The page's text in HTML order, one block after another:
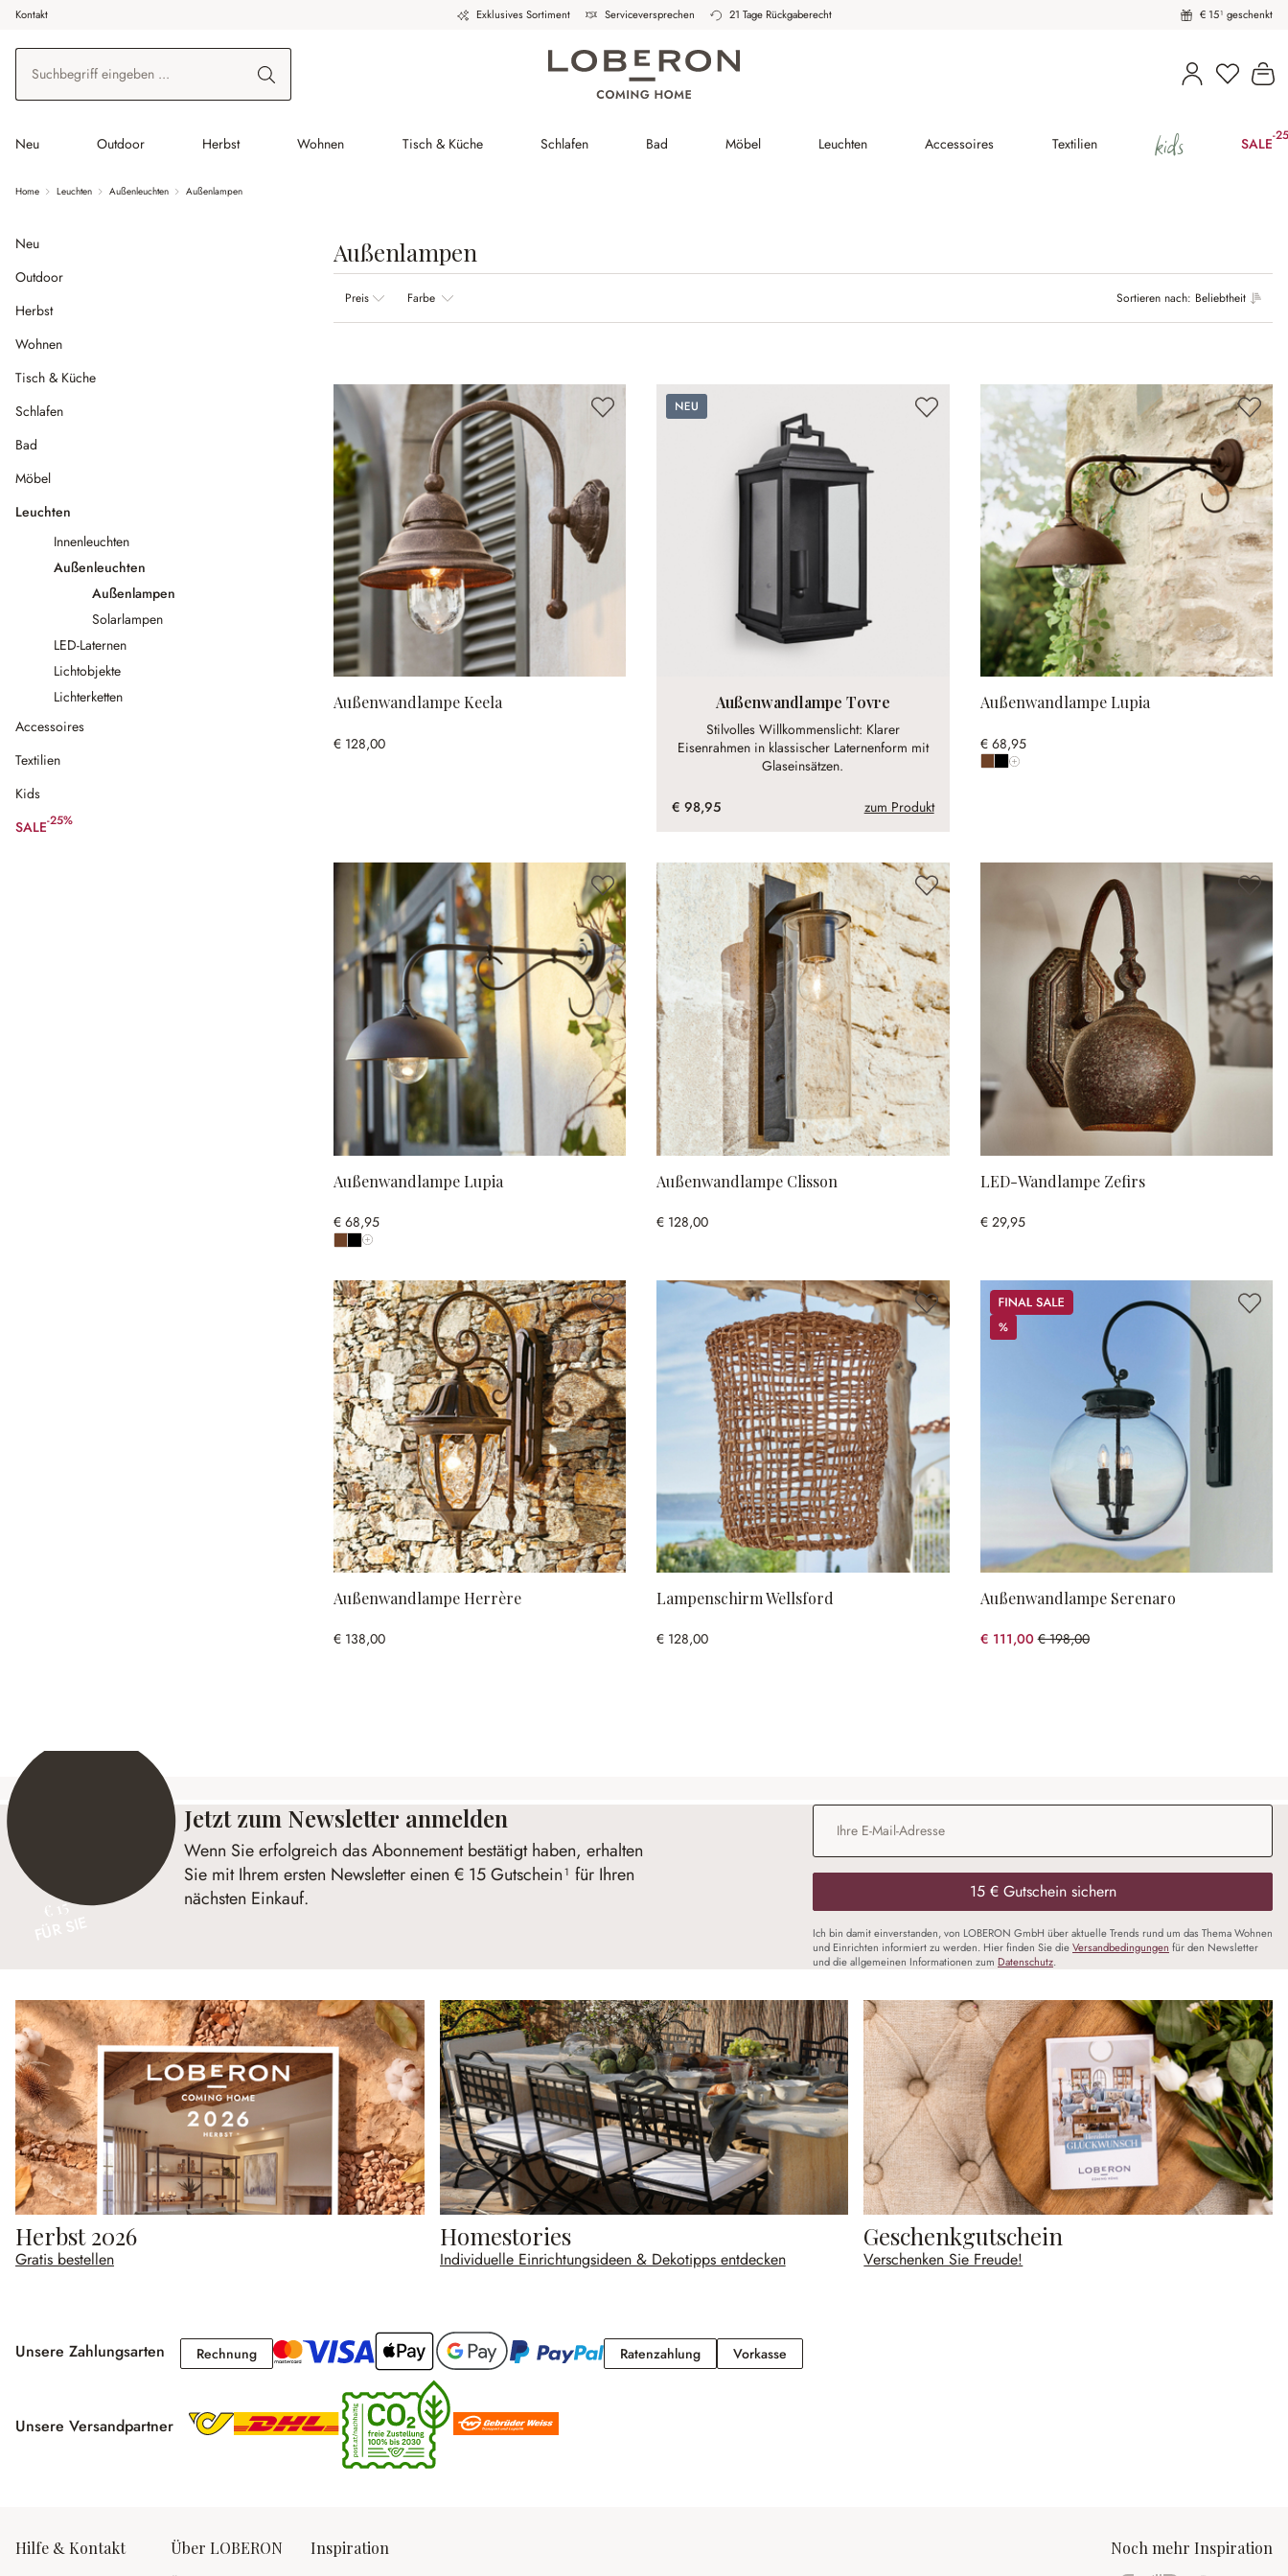
Hauptinhalt springen
Zur Suche springen
Zur Hauptnavigation springen
Kontakt Exklusives Sortiment Serviceversprechen 21 Tage Rückgaberecht € 15¹ geschenkt
Neu Outdoor Herbst Wohnen Tisch & Küche Schlafen Bad Möbel Leuchten Accessoires Textilien kids SALE-
Home Leuchten Außenleuchten Außenlampen
Neu
Outdoor
Herbst
Wohnen
Tisch & Küche
Schlafen
Bad
Möbel
Leuchten
Innenleuchten
Außenleuchten
Außenlampen
Solarlampen
LED-Laternen
Lichtobjekte
Lichterketten
Accessoires
Textilien
Kids
SALE-25%
(25% gespart)
Außenlampen
Sortieren nach: Beliebtheit
Preis Farbe
Außenwandlampe Keela
€ 128,00
Neu
Außenwandlampe Tovre
Stilvolles Willkommenslicht: Klarer
Eisenrahmen in klassischer Laternenform mit
Glaseinsätzen.
€ 98,95 zum Produkt
Außenwandlampe Lupia
€ 68,95
Außenwandlampe Lupia
€ 68,95
Außenwandlampe Clisson
€ 128,00
LED-Wandlampe Zefirs
€ 29,95
Außenwandlampe Herrère
€ 138,00
Lampenschirm Wellsford
€ 128,00
Sale
%
%
Außenwandlampe Serenaro
€ 111,00€ 198,00
(43.94% gespart)
€ 15
Jetzt zum Newsletter anmelden
Wenn Sie erfolgreich das Abonnement bestätigt haben, erhalten
Sie mit Ihrem ersten Newsletter einen € 15 Gutschein¹ für Ihren
nächsten Einkauf.
E-Mail-Adresse
15 € Gutschein sichern
Ich bin damit einverstanden, von LOBERON GmbH über aktuelle Trends rund um das Thema Wohnen
und Einrichten informiert zu werden. Hier finden Sie dieVersandbedingungen für den Newsletter
und die allgemeinen Informationen zum Datenschutz.
Herbst 2026
Gratis bestellen
Homestories
Individuelle Einrichtungsideen & Dekotipps entdecken
Geschenkgutschein
Verschenken Sie Freude!
Unsere Zahlungsarten RechnungRechnung RatenzahlungRatenzahlung
VorkasseVorkasse
Unsere Versandpartner
Hilfe & Kontakt Über LOBERON Inspiration Noch mehr Inspiration